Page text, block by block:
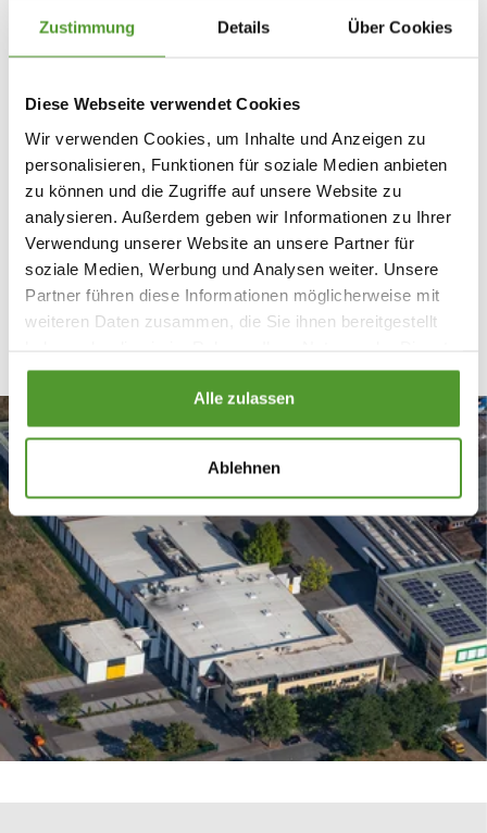
Zustimmung Details Über Cookies
Diese Webseite verwendet Cookies
Wir verwenden Cookies, um Inhalte und Anzeigen zu
personalisieren, Funktionen für soziale Medien anbieten
zu können und die Zugriffe auf unsere Website zu
analysieren. Außerdem geben wir Informationen zu Ihrer
Verwendung unserer Website an unsere Partner für
soziale Medien, Werbung und Analysen weiter. Unsere
Partner führen diese Informationen möglicherweise mit
weiteren Daten zusammen, die Sie ihnen bereitgestellt
gesammelt haben.
Alle zulassen
Ablehnen
Dem Straßenverlauf immer weiter folgen in Richtung
Kreisverkehr, vorbei am Bahnhof (zur rechten Seite)
unter der Bahnunterführung durch. Die nächste
kommende Straße links abbiegen in den Bosfelder
Weg (Industriegebiet Bosfeld). Dem Straßenverlauf ca.
1,5 km folgen bis zum Kreisverkehr, dann die erste
Straße rechts abbiegen in die Röntgenstraße.
Nach ca. 100 m liegt auf der rechten Seite die Fa.